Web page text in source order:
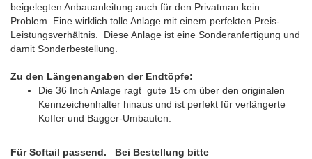
beigelegten Anbauanleitung auch für den Privatman kein
Problem. Eine wirklich tolle Anlage mit einem perfekten Preis-
Leistungsverhältnis. Diese Anlage ist eine Sonderanfertigung und
damit Sonderbestellung.
Zu den Längenangaben der Endtöpfe:
Die 36 Inch Anlage ragt gute 15 cm über den originalen
Kennzeichenhalter hinaus und ist perfekt für verlängerte
Koffer und Bagger-Umbauten.
Für Softail passend. Bei Bestellung bitte